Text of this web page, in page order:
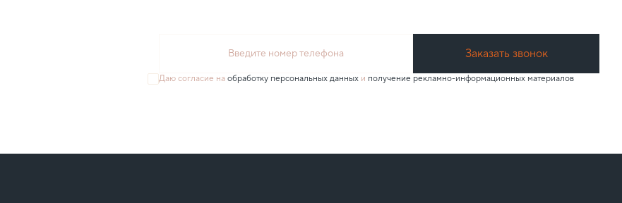
Введите номер телефона Заказать звонок
Даю согласие на обработку персональных данныхи получение рекламно-информационных материалов